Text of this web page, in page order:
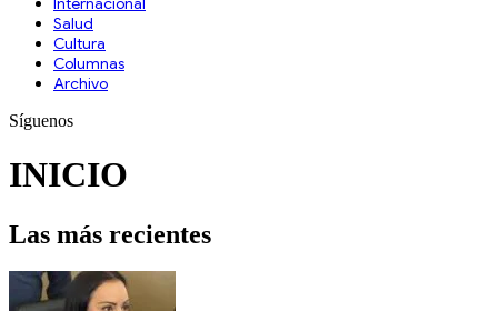
Salud
Cultura
Archivo
Síguenos
INICIO
Las más recientes